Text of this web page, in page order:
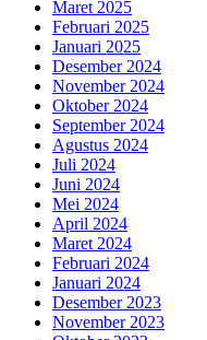
Maret 2025
Februari 2025
Januari 2025
Desember 2024
November 2024
Oktober 2024
September 2024
Agustus 2024
Juli 2024
Juni 2024
Mei 2024
April 2024
Maret 2024
Februari 2024
Januari 2024
Desember 2023
November 2023